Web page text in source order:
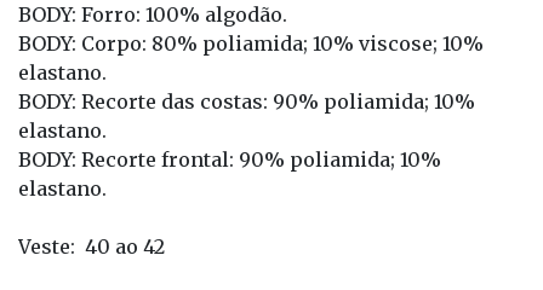
BODY: Forro: 100% algodão.
BODY: Corpo: 80% poliamida; 10% viscose; 10%
elastano.
BODY: Recorte das costas: 90% poliamida; 10%
elastano.
BODY: Recorte frontal: 90% poliamida; 10%
elastano.
Veste: 40 ao 42